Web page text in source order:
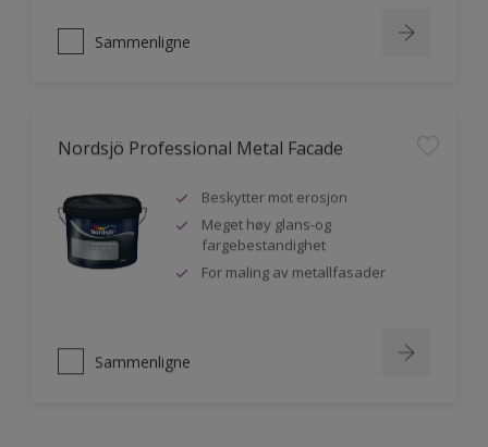
Sammenligne
Nordsjö Professional Metal Facade
Beskytter mot erosjon
Meget høy glans-og
fargebestandighet
For maling av metallfasader
Sammenligne